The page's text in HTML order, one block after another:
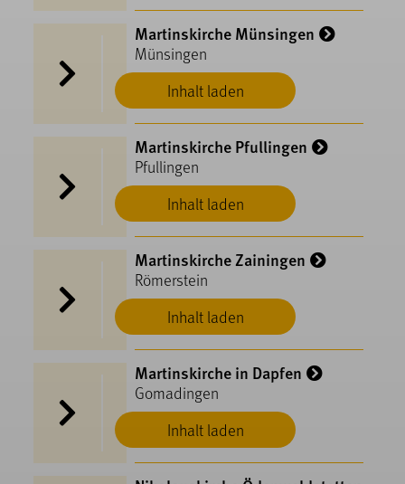
Inhalt laden
Martinskirche Münsingen
Münsingen
Inhalt laden
Martinskirche Pfullingen
Pfullingen
Inhalt laden
Martinskirche Zainingen
Römerstein
Inhalt laden
Martinskirche in Dapfen
Gomadingen